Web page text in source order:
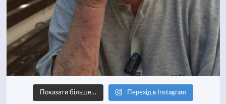
Показати більше… Перехід в Instagram